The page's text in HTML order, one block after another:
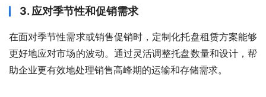
3. 应对季节性和促销需求
在面对季节性需求或销售促销时，定制化托盘租赁方案能够
更好地应对市场的波动。通过灵活调整托盘数量和设计，帮
助企业更有效地处理销售高峰期的运输和存储需求。